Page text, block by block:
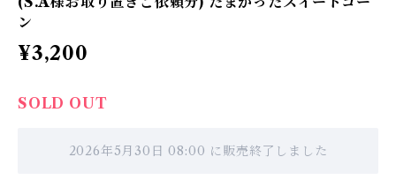
ン
¥3,200
SOLD OUT
2026年5月30日 08:00 に販売終了しました